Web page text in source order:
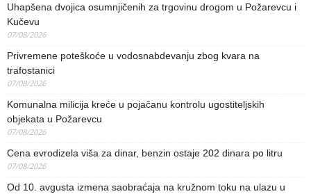
Uhapšena dvojica osumnjičenih za trgovinu drogom u Požarevcu i
Kučevu
07/08/2026
Privremene poteškoće u vodosnabdevanju zbog kvara na
trafostanici
07/08/2026
Komunalna milicija kreće u pojačanu kontrolu ugostiteljskih
objekata u Požarevcu
07/08/2026
Cena evrodizela viša za dinar, benzin ostaje 202 dinara po litru
07/08/2026
Od 10. avgusta izmena saobraćaja na kružnom toku na ulazu u